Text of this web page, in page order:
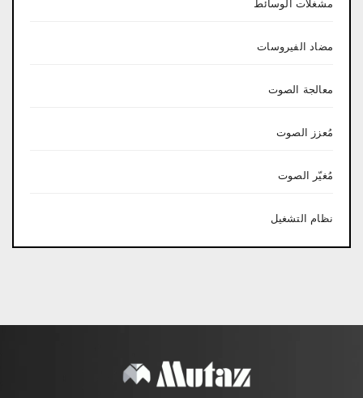
مشغلات الوسائط
مضاد الفيروسات
معالجة الصوت
مُعزز الصوت
مُغيّر الصوت
نظام التشغيل